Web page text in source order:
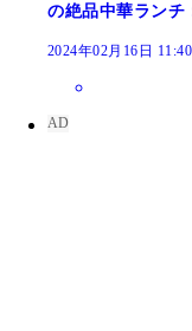
の絶品中華ランチ
2024年02月16日 11:40